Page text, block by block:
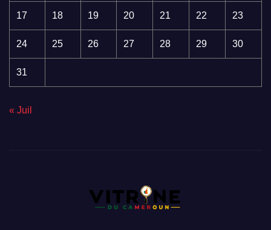
17 18 19 20 21 22 23
24 25 26 27 28 29 30
31
« Juil